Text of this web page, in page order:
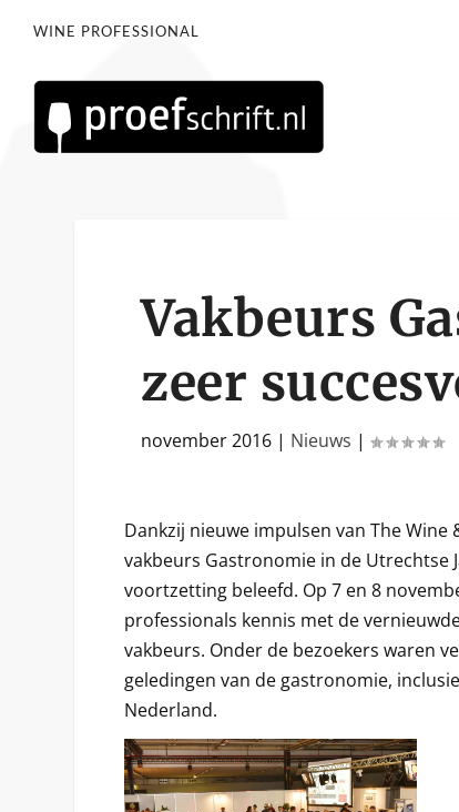
WINE PROFESSIONAL
Vakbeurs
zeer
november 2016 | Nieuws |
Dankzij nieuwe impulsen van The Wine
vakbeurs Gastronomie in de Utrechtse
voortzetting beleefd. Op 7 en 8
professionals kennis met de
vakbeurs. Onder de bezoekers waren
geledingen van de gastronomie,
Nederland.